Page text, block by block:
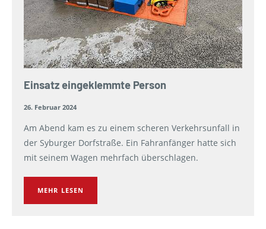
Einsatz eingeklemmte Person
26. Februar 2024
Am Abend kam es zu einem scheren Verkehrsunfall in
der Syburger Dorfstraße. Ein Fahranfänger hatte sich
mit seinem Wagen mehrfach überschlagen.
MEHR LESEN